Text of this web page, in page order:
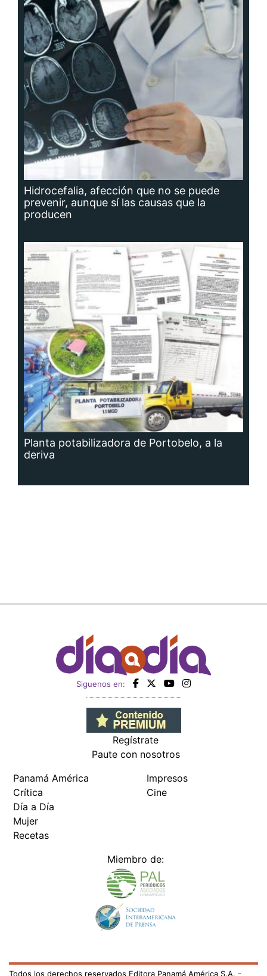
Hidrocefalia, afección que no se puede
prevenir, aunque sí las causas que la
producen
Planta potabilizadora de Portobelo, a la
deriva
Siguenos en:
Regístrate
Paute con nosotros
Panamá América
Crítica
Día a Día
Mujer
Recetas
Impresos
Cine
Miembro de:
Todos los derechos reservados Editora Panamá América S.A. -